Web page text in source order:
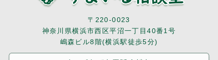
〒220-0023
神奈川県横浜市西区平沼一丁目40番1号
嶋森ビル8階(横浜駅徒歩5分)